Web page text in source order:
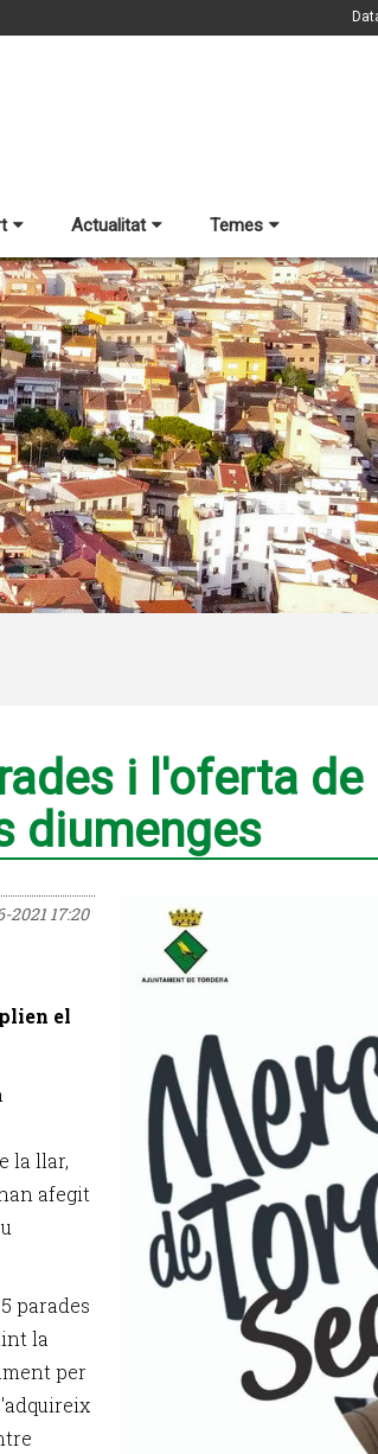
Actualitat Temes
i l'oferta
diumenges
2021 17:20
el
la llar,
afegit
parades
la
per